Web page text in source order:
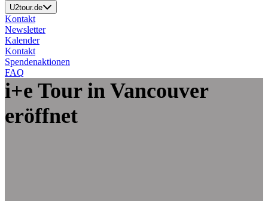
U2tour.de
Kontakt
Newsletter
Kalender
Kontakt
Spendenaktionen
FAQ
Zum Hauptinhalt springen
i+e Tour in Vancouver
eröffnet